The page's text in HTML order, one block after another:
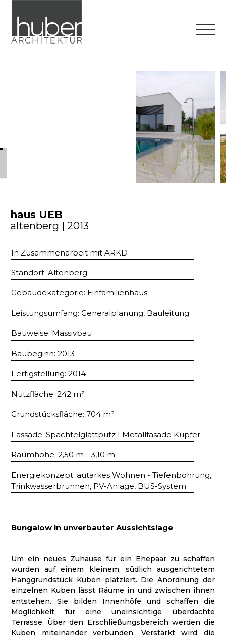
haus UEB
altenberg | 2013
In Zusammenarbeit mit ARKD
Standort: Altenberg
Gebäudekategorie: Einfamilienhaus
Leistungsumfang: Generalplanung, Bauleitung
Bauweise: Massivbau
Baubeginn: 2013
Fertigstellung: 2014
Nutzfläche: 242 m²
Grundstücksfläche: 704 m²
Fassade: Spachtelglattputz I Metallfasade Kupfer
Raumhöhe: 2,50 m - 3,10 m​
Energiekonzept: autarkes Wohnen - Tiefenbohrung,
Trinkwasserbrunnen, PV-Anlage, BUS-System
Bungalow in unverbauter Aussichtslage
Um ein neues Zuhause für ein Ehepaar zu schaffen
wurden auf einem kleinem, südlich ausgerichtetem
Hanggrundstück Kuben platziert. Die Anordnung der
einzelnen Kuben lässt Räume in und zwischen ihnen
entstehen. Sie bilden Innenhöfe und schaffen die
Möglichkeit für eine uneinsichtige überdachte
Terrasse. Über den Erschließungsbereich werden die
Kuben miteinander verbunden. Verstärkt wird die